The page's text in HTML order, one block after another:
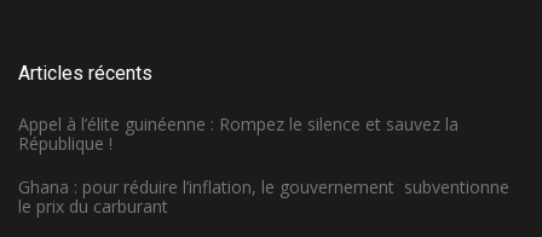
Articles récents
Appel à l’élite guinéenne : Rompez le silence et sauvez la
République !
Ghana : pour réduire l’inflation, le gouvernement subventionne
le prix du carburant